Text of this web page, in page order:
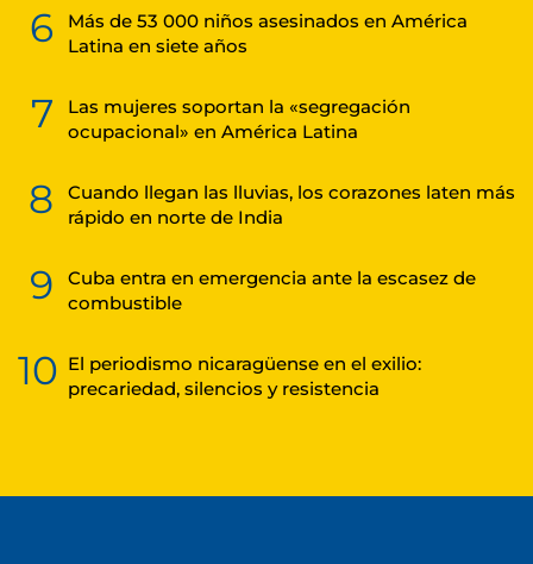
6
Más de 53 000 niños asesinados en América
Latina en siete años
7
Las mujeres soportan la «segregación
ocupacional» en América Latina
8
Cuando llegan las lluvias, los corazones laten más
rápido en norte de India
9
Cuba entra en emergencia ante la escasez de
combustible
10 El periodismo nicaragüense en el exilio:
precariedad, silencios y resistencia